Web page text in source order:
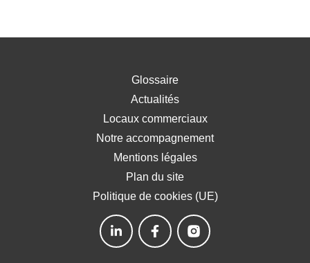
Glossaire
Actualités
Locaux commerciaux
Notre accompagnement
Mentions légales
Plan du site
Politique de cookies (UE)